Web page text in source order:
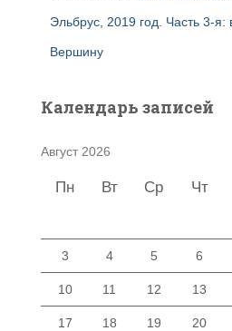
Эльбрус, 2019 год. Часть 3-я:
Вершину
Календарь записей
Август 2026
Пн Вт Ср Чт
3 4 5 6
10 11 12 13
17 18 19 20